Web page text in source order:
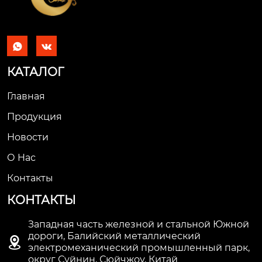
 
КАТАЛОГ
Главная
Продукция
Новости
О Hас
Контакты
КОНТАКТЫ

Западная часть железной и стальной Южной
дороги, Балийский металлический
электромеханический промышленный парк,
округ Суйнин, Сюйчжоу, Китай